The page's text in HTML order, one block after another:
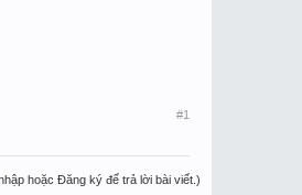
#1
hoặc Đăng ký để trả lời bài viết.)